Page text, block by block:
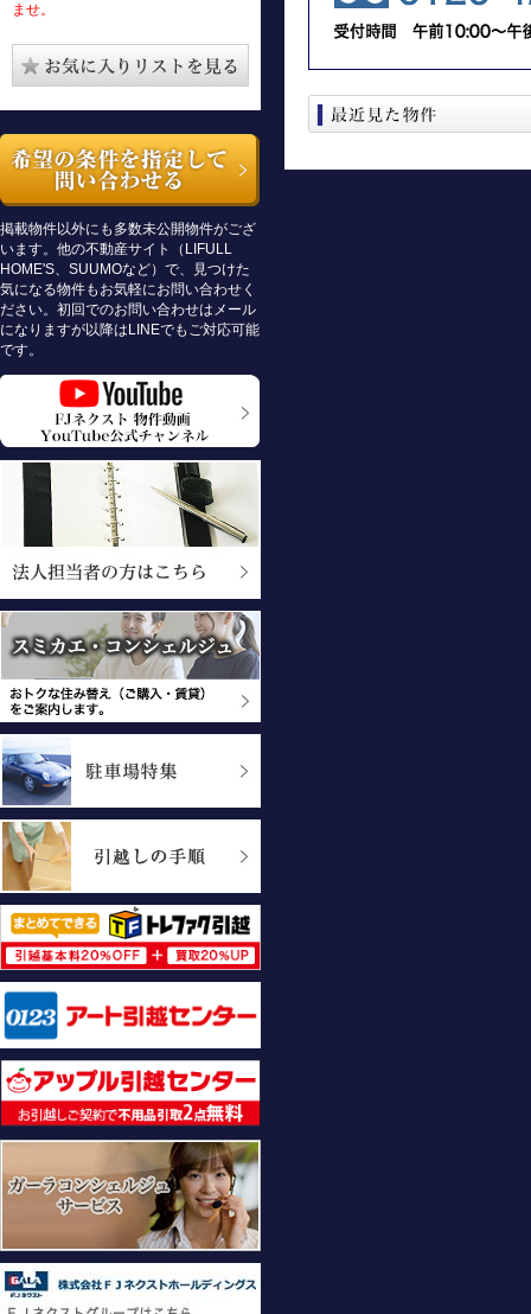
ませ。
掲載物件以外にも多数未公開物件がござ
います。他の不動産サイト（LIFULL
HOME'S、SUUMOなど）で、見つけた
気になる物件もお気軽にお問い合わせく
ださい。初回でのお問い合わせはメール
になりますが以降はLINEでもご対応可能
です。